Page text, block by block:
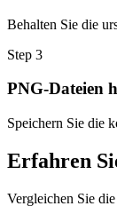
Behalten Sie die
Step 3
PNG-Dateien
Speichern Sie die
Erfahren
Vergleichen Sie